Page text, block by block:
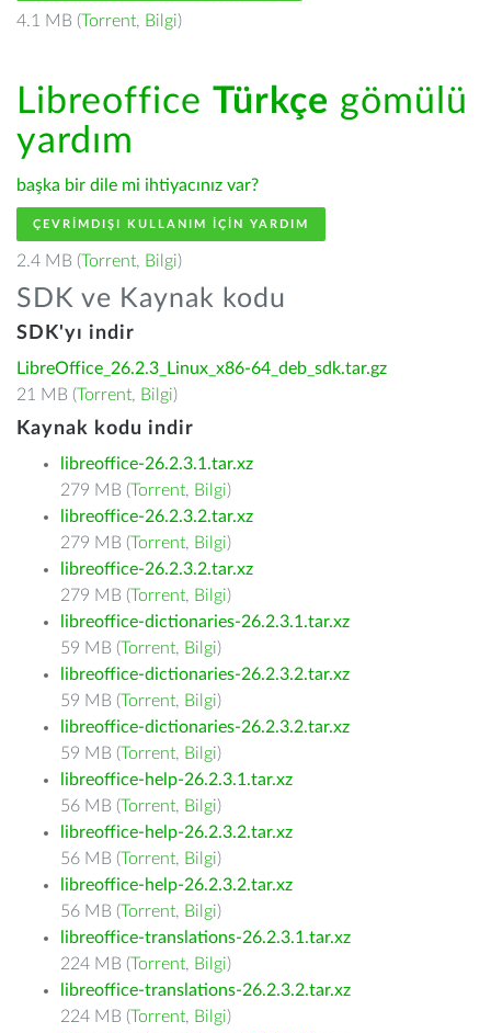
4.1 MB (Torrent, Bilgi)
Libreoffice Türkçe gömülü
yardım
başka bir dile mi ihtiyacınız var?
ÇEVRIMDIŞI KULLANIM IÇIN YARDIM
2.4 MB (Torrent, Bilgi)
SDK ve Kaynak kodu
SDK'yı indir
LibreOffice_26.2.3_Linux_x86-64_deb_sdk.tar.gz
21 MB (Torrent, Bilgi)
Kaynak kodu indir
libreoffice-26.2.3.1.tar.xz
279 MB (Torrent, Bilgi)
libreoffice-26.2.3.2.tar.xz
279 MB (Torrent, Bilgi)
libreoffice-26.2.3.2.tar.xz
279 MB (Torrent, Bilgi)
libreoffice-dictionaries-26.2.3.1.tar.xz
59 MB (Torrent, Bilgi)
libreoffice-dictionaries-26.2.3.2.tar.xz
59 MB (Torrent, Bilgi)
libreoffice-dictionaries-26.2.3.2.tar.xz
59 MB (Torrent, Bilgi)
libreoffice-help-26.2.3.1.tar.xz
56 MB (Torrent, Bilgi)
libreoffice-help-26.2.3.2.tar.xz
56 MB (Torrent, Bilgi)
libreoffice-help-26.2.3.2.tar.xz
56 MB (Torrent, Bilgi)
libreoffice-translations-26.2.3.1.tar.xz
224 MB (Torrent, Bilgi)
libreoffice-translations-26.2.3.2.tar.xz
224 MB (Torrent, Bilgi)